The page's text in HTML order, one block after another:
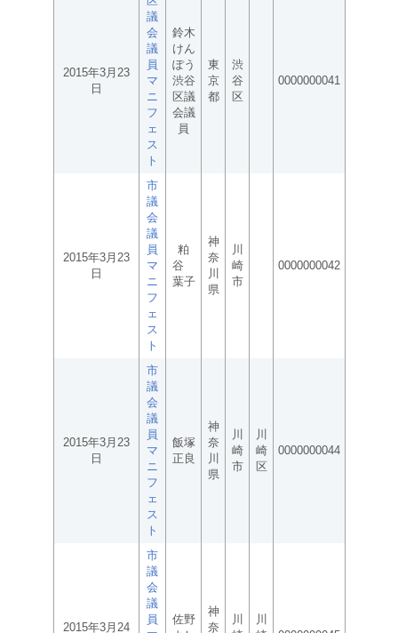
2015年3月23
日
議
会
議
員
マ
ニ
フ
ェ
ス
ト
鈴木
けん
ぽう
渋谷
区議
会議
員
東
京
都
渋
谷
区
0000000041
2015年3月23
日
市
議
会
議
員
マ
ニ
フ
ェ
ス
ト
粕
谷
葉子
神
奈
川
県
川
崎
市
0000000042
2015年3月23
日
市
議
会
議
員
マ
ニ
フ
ェ
ス
ト
飯塚
正良
神
奈
川
県
川
崎
市
川
崎
区
0000000044
2015年3月24
市
議
会
議
員
佐野
神
奈
川
川